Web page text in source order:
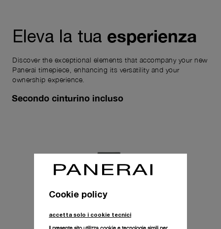
Eleva la tua esperienza
Discover the exceptional elements that accompany your new
Panerai timepiece, enhancing its versatility and your
ownership experience.
Secondo cinturino incluso
Cookie policy
accetta solo i cookie tecnici